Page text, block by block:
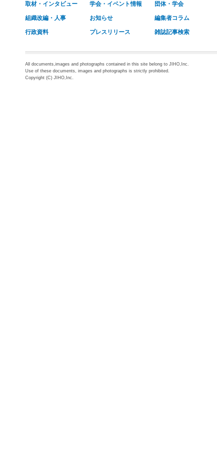
取材・インタビュー 学会・イベント情報 団体・学会
組織改編・人事 お知らせ 編集者コラム
行政資料 プレスリリース 雑誌記事検索
All documents,images and photographs contained in this site belong to JIHO,Inc.
Use of these documents, images and photographs is strictly prohibited.
Copyright (C) JIHO,Inc.